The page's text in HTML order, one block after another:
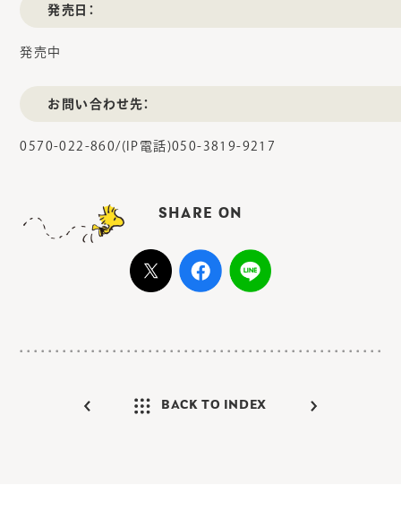
発売日：
発売中
お問い合わせ先：
0570-022-860/(IP電話)050-3819-9217
SHARE ON
BACK TO INDEX